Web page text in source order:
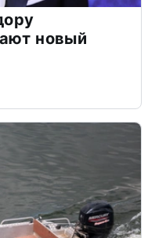
новый